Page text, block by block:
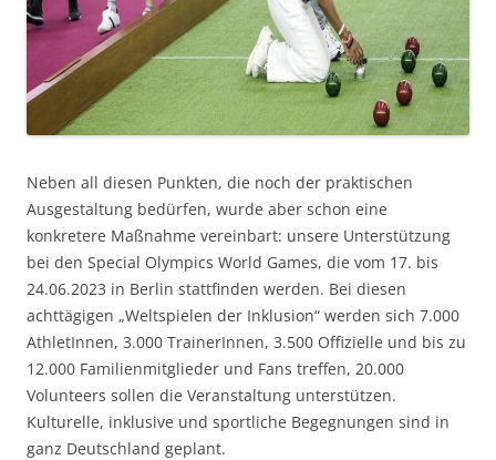
Neben all diesen Punkten, die noch der praktischen
Ausgestaltung bedürfen, wurde aber schon eine
konkretere Maßnahme vereinbart: unsere Unterstützung
bei den Special Olympics World Games, die vom 17. bis
24.06.2023 in Berlin stattfinden werden. Bei diesen
achttägigen „Weltspielen der Inklusion“ werden sich 7.000
AthletInnen, 3.000 TrainerInnen, 3.500 Offizielle und bis zu
12.000 Familienmitglieder und Fans treffen, 20.000
Volunteers sollen die Veranstaltung unterstützen.
Kulturelle, inklusive und sportliche Begegnungen sind in
ganz Deutschland geplant.